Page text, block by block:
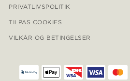
PRIVATLIVSPOLITIK
TILPAS COOKIES
VILKÅR OG BETINGELSER